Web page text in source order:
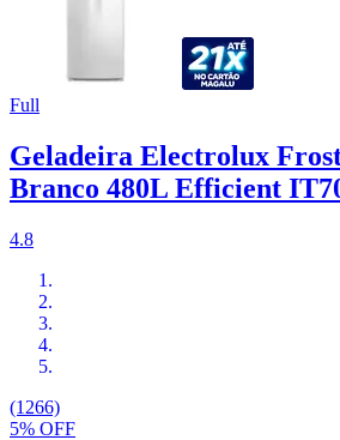
Full
Geladeira Electrolux
Branco 480L Efficient
4.8
(1266)
5% OFF